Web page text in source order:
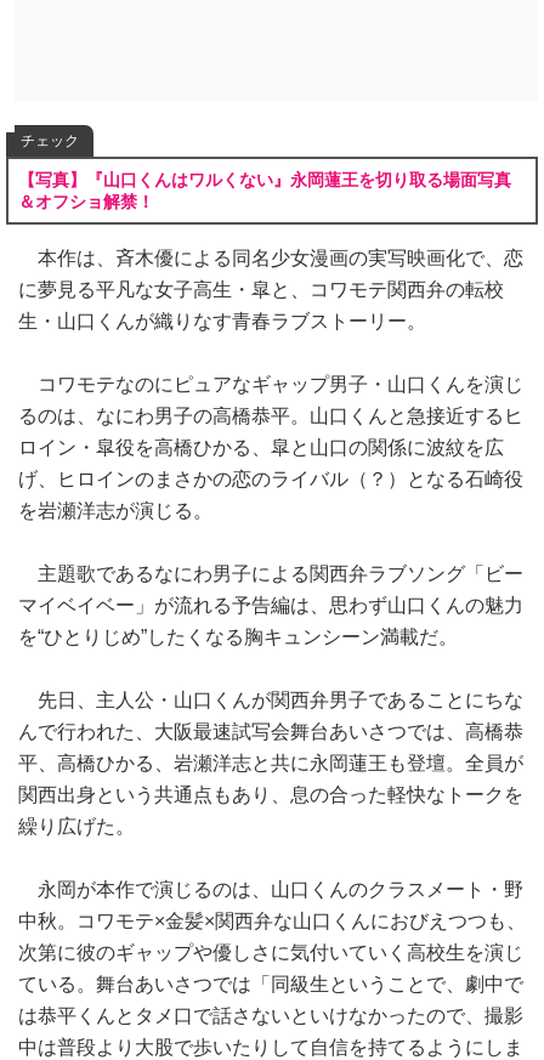
チェック
【写真】『山口くんはワルくない』永岡蓮王を切り取る場面写真
＆オフショ解禁！
本作は、斉木優による同名少女漫画の実写映画化で、恋
に夢見る平凡な女子高生・皐と、コワモテ関西弁の転校
生・山口くんが織りなす青春ラブストーリー。
コワモテなのにピュアなギャップ男子・山口くんを演じ
るのは、なにわ男子の高橋恭平。山口くんと急接近するヒ
ロイン・皐役を高橋ひかる、皐と山口の関係に波紋を広
げ、ヒロインのまさかの恋のライバル（？）となる石崎役
を岩瀬洋志が演じる。
主題歌であるなにわ男子による関西弁ラブソング「ビー
マイベイベー」が流れる予告編は、思わず山口くんの魅力
を“ひとりじめ”したくなる胸キュンシーン満載だ。
先日、主人公・山口くんが関西弁男子であることにちな
んで行われた、大阪最速試写会舞台あいさつでは、高橋恭
平、高橋ひかる、岩瀬洋志と共に永岡蓮王も登壇。全員が
関西出身という共通点もあり、息の合った軽快なトークを
繰り広げた。
永岡が本作で演じるのは、山口くんのクラスメート・野
中秋。コワモテ×金髪×関西弁な山口くんにおびえつつも、
次第に彼のギャップや優しさに気付いていく高校生を演じ
ている。舞台あいさつでは「同級生ということで、劇中で
は恭平くんとタメ口で話さないといけなかったので、撮影
中は普段より大股で歩いたりして自信を持てるようにしま